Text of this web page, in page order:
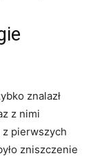
znalazł
z nimi
z pierwszych
zniszczenie